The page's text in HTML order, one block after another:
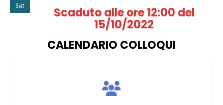
Set Scaduto alle ore 12:00 del
15/10/2022
CALENDARIO COLLOQUI